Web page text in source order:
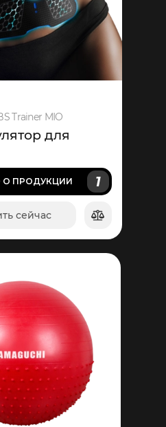
Trainer MIO
для
О ПРОДУКЦИИ 1
сейчас
150